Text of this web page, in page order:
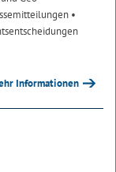
•
Informationen